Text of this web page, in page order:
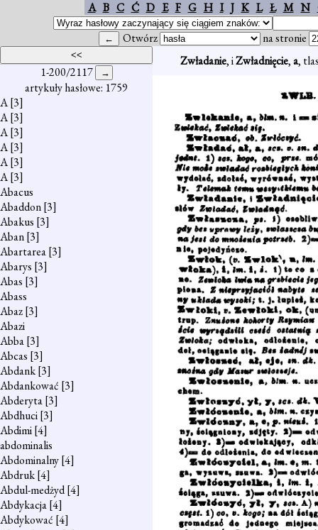
A B C Ć D E F G H I J K L Ł M N
Otwórz na stronie
1-200/2117
artykuły hasłowe: 1759
A[3]
A[3]
A[3]
A[3]
A[3]
A[3]
Abacus
Abaddon[3]
Abakus [3]
Aban[3]
Abartarea[3]
Abarys [3]
Abas [3]
Abass
Abaz[3]
Abazi
Abba[3]
Abcas [3]
Abdank[3]
Abdankować [3]
Abderyta[3]
Abdhuci[3]
Abdimi[4]
abdominalis
Abdominalny[4]
Abdruk[4]
Abdul-medżyd[4]
Abdykacja[4]
Abdykować [4]
Zwładanie, iZwładnięcie,a,